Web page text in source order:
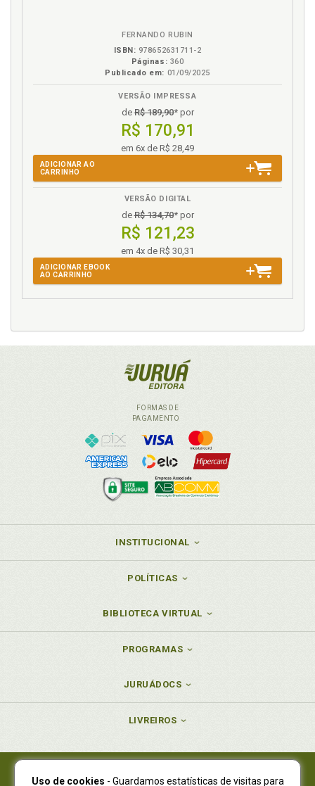
FERNANDO RUBIN
ISBN: 978652631711-2
Páginas: 360
Publicado em: 01/09/2025
VERSÃO IMPRESSA
deR$ 189,90* por
R$ 170,91
em 6x de R$ 28,49
ADICIONAR AO
CARRINHO
VERSÃO DIGITAL
deR$ 134,70* por
R$ 121,23
em 4x de R$ 30,31
ADICIONAR EBOOK
AO CARRINHO
FORMAS DE
PAGAMENTO
INSTITUCIONAL
POLÍTICAS
BIBLIOTECA VIRTUAL
PROGRAMAS
JURUÁDOCS
LIVREIROS
Uso de cookies - Guardamos estatísticas de visitas para